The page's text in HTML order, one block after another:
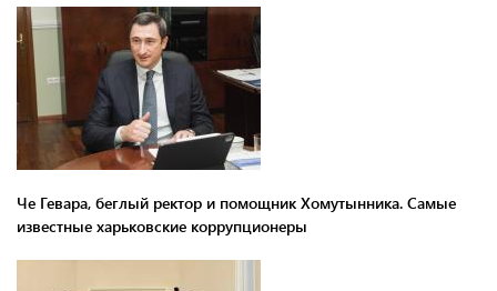
Че Гевара, беглый ректор и помощник Хомутынника. Самые
известные харьковские коррупционеры